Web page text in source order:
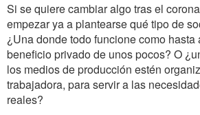
Si se quiere cambiar algo tras el
empezar ya a plantearse qué tipo de
¿Una donde todo funcione como hasta
beneficio privado de unos pocos? O
los medios de producción estén
trabajadora, para servir a las
reales?